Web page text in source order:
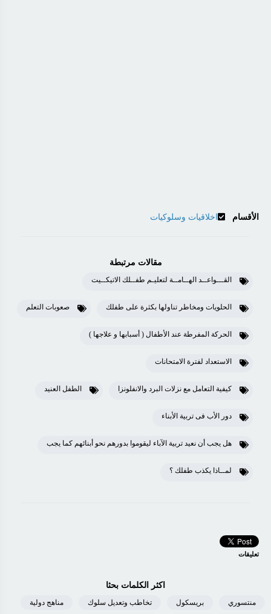
الأقسام اخلاقيات وسلوكيات
مقالات مرتبطة
القـــواعــد الهــامــة لتعليـم طفــلك الاتيكــيت
الحلويات ومخاطر تناولها بكثرة على طفلك صعوبات التعلم
الحركة المفرطة عند الأطفال ( أسبابها و علاجها )
الاستعداد لفترة الامتحانات
كيفية التعامل مع نزلات البرد والانفلونزا الطفل العنيد
دور الأب فى تربية الأبناء
هل يجب أن نعيد تربية الآباء ليقوموا بدورهم نحو أبنائهم كما يجب
لمــاذا يكذب طفلك ؟
تعليقات
اكثر الكلمات بحثا
منتسوري بريسكول تخاطب وتعديل سلوك مناهج دولية